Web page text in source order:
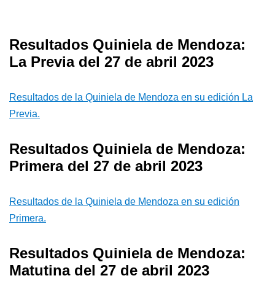
Resultados Quiniela de Mendoza:
La Previa del 27 de abril 2023
Resultados de la Quiniela de Mendoza en su edición La
Previa.
Resultados Quiniela de Mendoza:
Primera del 27 de abril 2023
Resultados de la Quiniela de Mendoza en su edición
Primera.
Resultados Quiniela de Mendoza:
Matutina del 27 de abril 2023